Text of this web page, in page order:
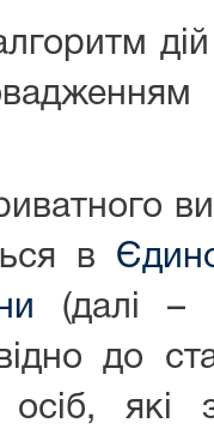
в
(далі –
до
які